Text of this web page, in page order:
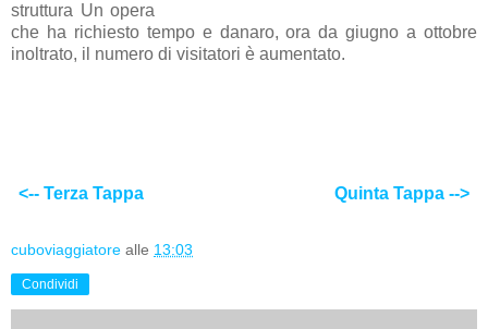
struttura Un opera
che ha richiesto tempo e danaro, ora da giugno a ottobre
inoltrato, il numero di visitatori è aumentato.
<-- Terza Tappa Quinta Tappa -->
cuboviaggiatore alle 13:03
Condividi